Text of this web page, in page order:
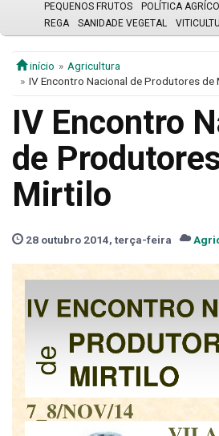
PEQUENOS FRUTOS
POLÍTICA
REGA
SANIDADE VEGETAL
início
Agricultura
IV Encontro Nacional de Produtores de
IV Encontro
de
Mirtilo
28 outubro 2014, terça-feira